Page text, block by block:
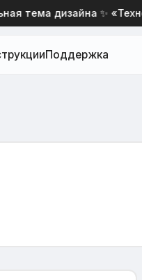
тема дизайна ✨
Поддержка